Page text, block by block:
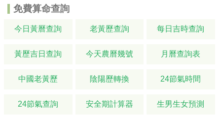
免費算命查詢
今日黃曆查詢 老黃歷查詢 每日吉時查詢
黃歷吉日查詢 今天農曆幾號 月曆查詢表
中國老黃歷 陰陽歷轉換 24節氣時間
24節氣查詢 安全期計算器 生男生女預測